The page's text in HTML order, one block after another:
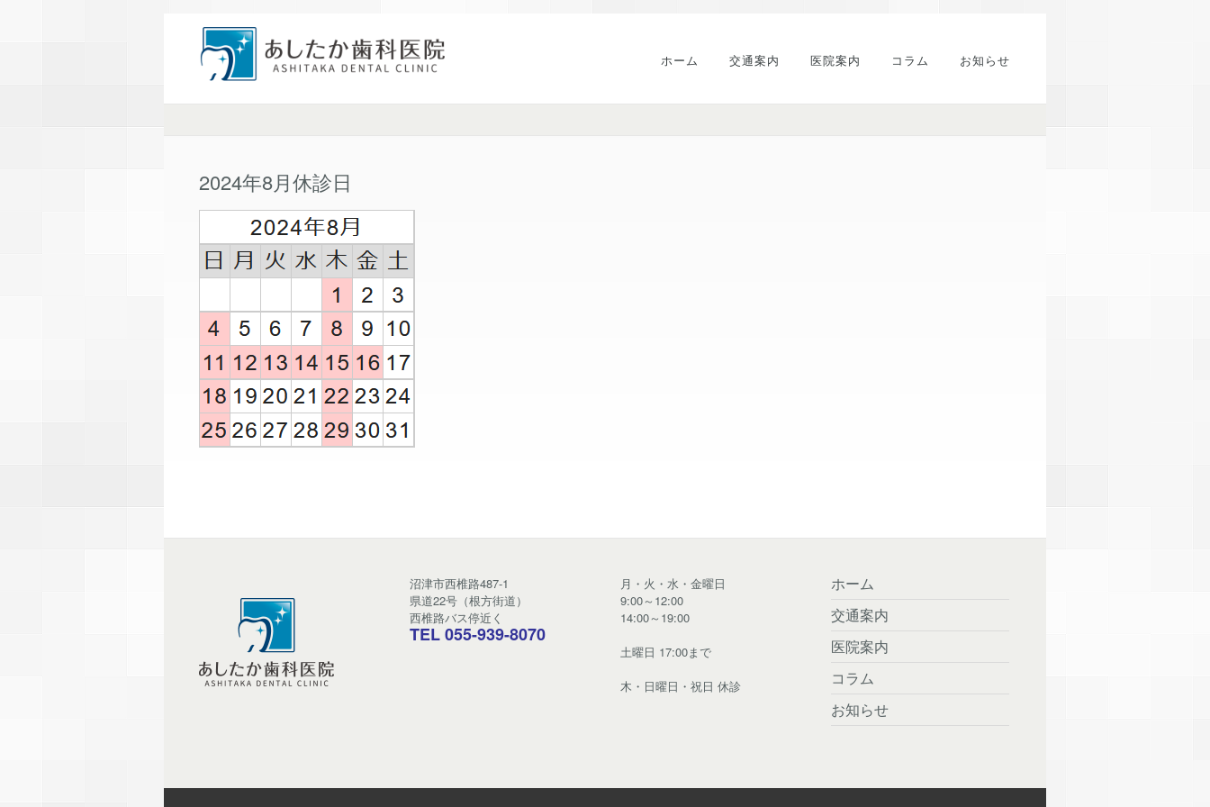
ホーム 交通案内 医院案内 コラム お知らせ
2024年8月休診日
沼津市西椎路487-1
県道22号（根方街道）
西椎路バス停近く
TEL 055-939-8070
月・火・水・金曜日
9:00～12:00
14:00～19:00
土曜日 17:00まで
木・日曜日・祝日 休診
ホーム
交通案内
医院案内
コラム
お知らせ